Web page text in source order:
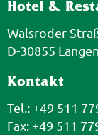
Hotel &
Walsroder
D-30855
Kontakt
Tel.: +49 511
Fax: +49 511